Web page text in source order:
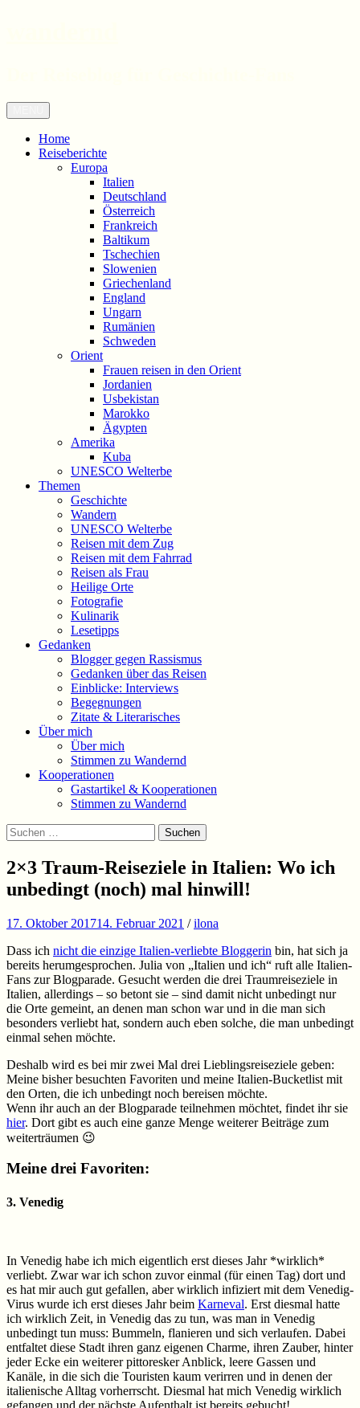
Zum
Inhalt
springen
Home
Reiseberichte
Europa
Italien
Deutschland
Österreich
Frankreich
Baltikum
Tschechien
Slowenien
Griechenland
England
Ungarn
Rumänien
Schweden
Orient
Frauen reisen in den Orient
Jordanien
Usbekistan
Marokko
Ägypten
Amerika
Kuba
UNESCO Welterbe
Themen
Geschichte
Wandern
UNESCO Welterbe
Reisen mit dem Zug
Reisen mit dem Fahrrad
Reisen als Frau
Heilige Orte
Fotografie
Kulinarik
Lesetipps
Gedanken
Blogger gegen Rassismus
Gedanken über das Reisen
Einblicke: Interviews
Begegnungen
Zitate & Literarisches
Über mich
Über mich
Stimmen zu Wandernd
Kooperationen
Gastartikel & Kooperationen
Stimmen zu Wandernd
Suchen
Suchen
nach:
2×3 Traum-Reiseziele in Italien: Wo ich
unbedingt (noch) mal hinwill!
17. Oktober 201714. Februar 2021 /ilona
Dass ich nicht die einzige Italien-verliebte Bloggerin bin, hat sich ja
bereits herumgesprochen. Julia von „Italien und ich“ ruft alle Italien-
Fans zur Blogparade. Gesucht werden die drei Traumreiseziele in
Italien, allerdings – so betont sie – sind damit nicht unbedingt nur
die Orte gemeint, an denen man schon war und in die man sich
besonders verliebt hat, sondern auch eben solche, die man unbedingt
einmal sehen möchte.
Deshalb wird es bei mir zwei Mal drei Lieblingsreiseziele geben:
Meine bisher besuchten Favoriten und meine Italien-Bucketlist mit
den Orten, die ich unbedingt noch bereisen möchte.
Wenn ihr auch an der Blogparade teilnehmen möchtet, findet ihr sie
hier. Dort gibt es auch eine ganze Menge weiterer Beiträge zum
weiterträumen 😉
Meine drei Favoriten:
3. Venedig
In Venedig habe ich mich eigentlich erst dieses Jahr *wirklich*
verliebt. Zwar war ich schon zuvor einmal (für einen Tag) dort und
es hat mir auch gut gefallen, aber wirklich infiziert mit dem Venedig-
Virus wurde ich erst dieses Jahr beim Karneval. Erst diesmal hatte
ich wirklich Zeit, in Venedig das zu tun, was man in Venedig
unbedingt tun muss: Bummeln, flanieren und sich verlaufen. Dabei
entfaltet diese Stadt ihren ganz eigenen Charme, ihren Zauber, hinter
jeder Ecke ein weiterer pittoresker Anblick, leere Gassen und
Kanäle, in die sich die Touristen kaum verirren und in denen der
italienische Alltag vorherrscht. Diesmal hat mich Venedig wirklich
gefangen und der nächste Aufenthalt ist bereits gebucht!